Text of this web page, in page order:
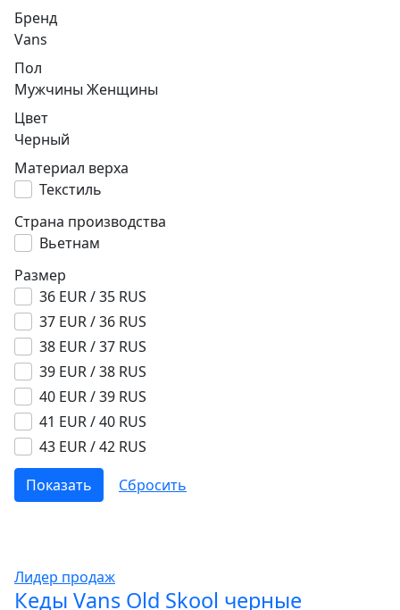
Бренд
Vans
Пол
Мужчины Женщины
Цвет
Черный
Материал верха
Текстиль
Страна производства
Вьетнам
Размер
36 EUR / 35 RUS
37 EUR / 36 RUS
38 EUR / 37 RUS
39 EUR / 38 RUS
40 EUR / 39 RUS
41 EUR / 40 RUS
43 EUR / 42 RUS
Лидер продаж
Кеды Vans Old Skool черные